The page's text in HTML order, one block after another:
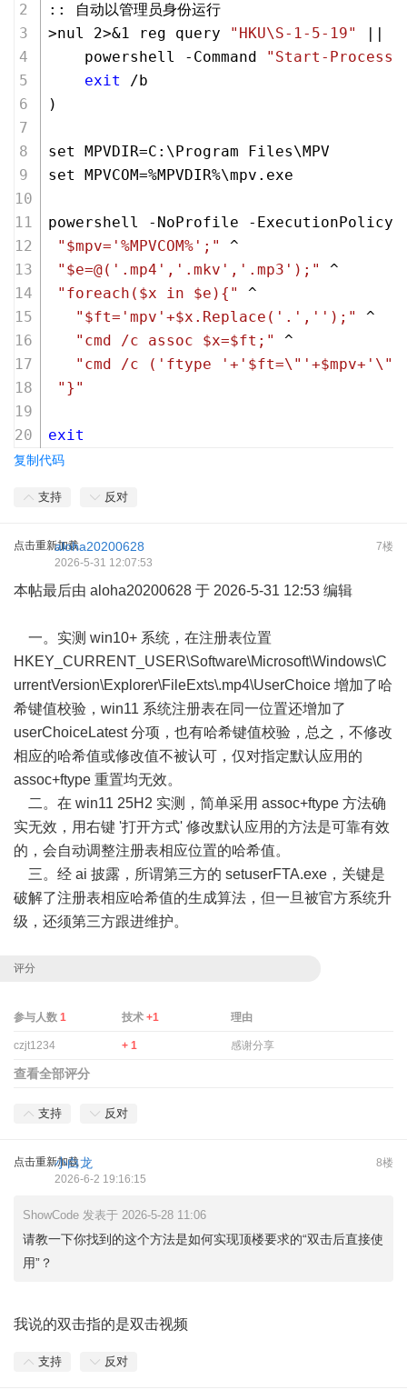
:: 自动以管理员身份运行
>nul 2>&1 reg query "HKU\S-1-5-19"
|| (
    powershell -Command
"Start-Process
exit
/b
)
set MPVDIR=C:\Program Files\MPV
set MPVCOM=%MPVDIR%\mpv.exe
powershell -NoProfile -ExecutionPolicy
"$mpv='%MPVCOM%';"
^
"$e=@('.mp4','.mkv','.mp3');"
^
"foreach($x in $e){"
^
"$ft='mpv'+$x.Replace('.','');"
^
"cmd /c assoc $x=$ft;"
^
"cmd /c ('ftype '+'$ft=\"'+$mpv+'\"
"}"
exit
复制代码
支持 反对
点击重新加载 7楼
aloha20200628
2026-5-31 12:07:53
本帖最后由 aloha20200628 于 2026-5-31 12:53 编辑
一。实测 win10+ 系统，在注册表位置
HKEY_CURRENT_USER\Software\Microsoft\Windows\C
urrentVersion\Explorer\FileExts\.mp4\UserChoice 增加了哈
希键值校验，win11 系统注册表在同一位置还增加了
userChoiceLatest 分项，也有哈希键值校验，总之，不修改
相应的哈希值或修改值不被认可，仅对指定默认应用的
assoc+ftype 重置均无效。
二。在 win11 25H2 实测，简单采用 assoc+ftype 方法确
实无效，用右键 '打开方式' 修改默认应用的方法是可靠有效
的，会自动调整注册表相应位置的哈希值。
三。经 ai 披露，所谓第三方的 setuserFTA.exe，关键是
破解了注册表相应哈希值的生成算法，但一旦被官方系统升
级，还须第三方跟进维护。
评分
参与人数 1 技术+1 理由
czjt1234 + 1 感谢分享
查看全部评分
支持 反对
点击重新加载 8楼
小白龙
2026-6-2 19:16:15
ShowCode 发表于 2026-5-28 11:06
请教一下你找到的这个方法是如何实现顶楼要求的“双击后直接使
用”？
我说的双击指的是双击视频
支持 反对